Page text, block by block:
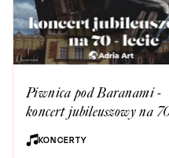
Piwnica pod Baranami -
koncert jubileuszowy na
lecie
KONCERTY